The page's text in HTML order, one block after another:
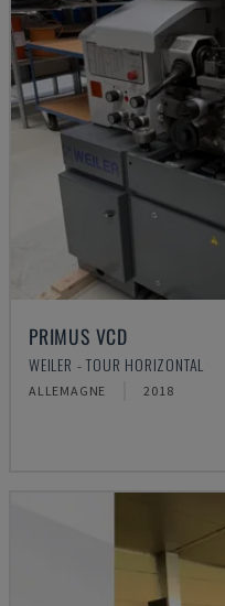
PRIMUS VCD
WEILER - TOUR HORIZONTAL
ALLEMAGNE 2018